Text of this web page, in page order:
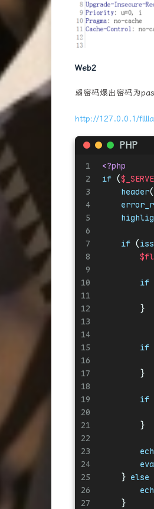
Web2
弱密码爆出密码为
http://127.0.0.1/
PHP
1
2
3
4
5
6
7
8
9
10
11
12
13
14
15
16
17
18
19
20
21
22
23
24
25
26
27
<?php
if (
header(
if (
if
        }
if
        }
if
        }
    }
else
    }